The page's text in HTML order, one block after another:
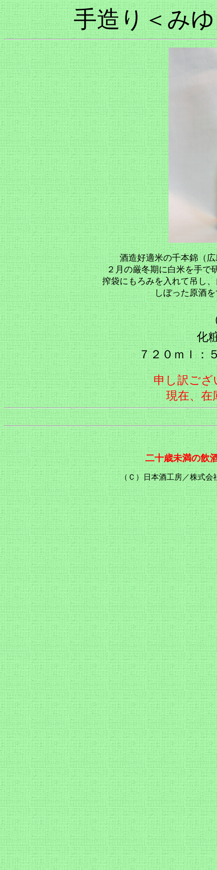
手造り＜み
酒造好適米の千本錦（
２月の厳冬期に白米を手で
搾袋にもろみを入れて吊し
しぼった原酒
化
７２０ｍｌ：
申し訳ござ
現在、在
二十歳未満の飲
（Ｃ）日本酒工房／株式